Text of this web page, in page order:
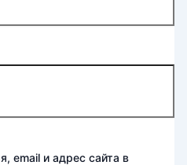
email и адрес сайта в